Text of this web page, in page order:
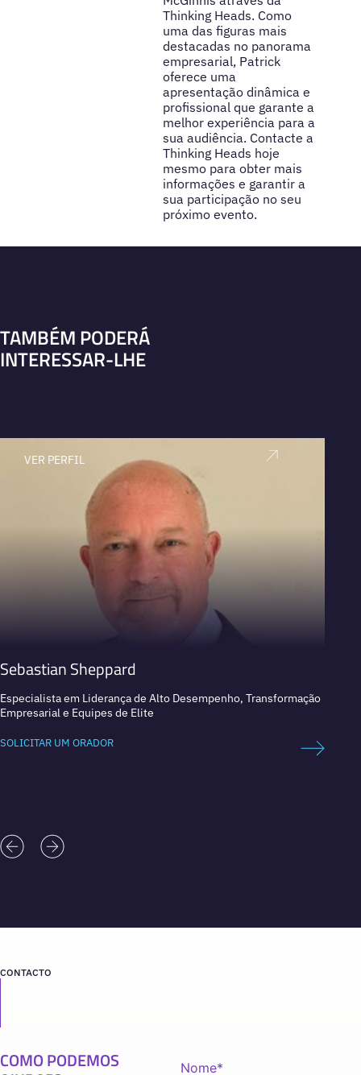
Thinking Heads. Como
uma das figuras mais
destacadas no panorama
empresarial, Patrick
oferece uma
apresentação dinâmica e
profissional que garante a
melhor experiência para a
sua audiência. Contacte a
Thinking Heads hoje
mesmo para obter mais
informações e garantir a
sua participação no seu
próximo evento.
TAMBÉM PODERÁ
INTERESSAR-LHE
VER PERFIL
Sebastian Sheppard
Especialista em Liderança de Alto Desempenho, Transformação
Empresarial e Equipes de Elite
SOLICITAR UM ORADOR
CONTACTO
COMO PODEMOS